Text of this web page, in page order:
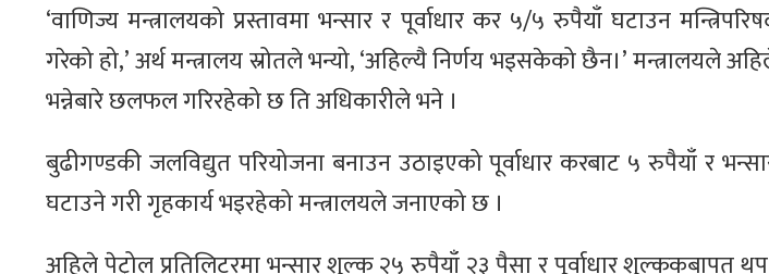
‘वाणिज्य मन्त्रालयको प्रस्तावमा भन्सार र पूर्वाधार कर ५/५ रुपैयाँ घटाउन
गरेको हो,’ अर्थ मन्त्रालय स्रोतले भन्यो, ‘अहिल्यै निर्णय भइसकेको छैन।’ मन्त्रालयले
भन्नेबारे छलफल गरिरहेको छ ति अधिकारीले भने ।
बुढीगण्डकी जलविद्युत परियोजना बनाउन उठाइएको पूर्वाधार करबाट ५ रुपैयाँ र
घटाउने गरी गृहकार्य भइरहेको मन्त्रालयले जनाएको छ ।
अहिले पेट्रोल प्रतिलिटरमा भन्सार शुल्क २५ रुपैयाँ २३ पैसा र पूर्वाधार शुल्ककबापत